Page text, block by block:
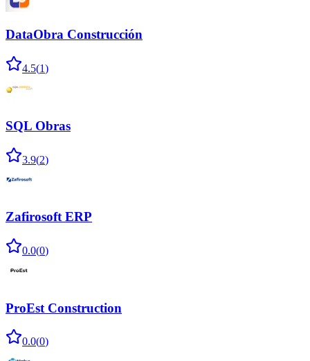
DataObra Construcción
4.5(1)
SQL Obras
3.9(2)
Zafirosoft ERP
0.0(0)
ProEst Construction
0.0(0)